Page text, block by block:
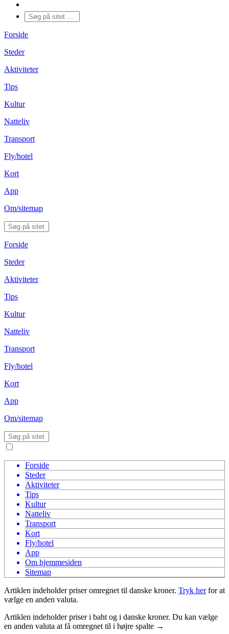
Forside
Steder
Aktiviteter
Tips
Kultur
Natteliv
Transport
Fly/hotel
Kort
App
Om/sitemap
Forside
Steder
Aktiviteter
Tips
Kultur
Natteliv
Transport
Fly/hotel
Kort
App
Om/sitemap
Forside
Steder
Aktiviteter
Tips
Kultur
Natteliv
Transport
Kort
Fly/hotel
App
Om hjemmesiden
Sitemap
Artiklen indeholder priser omregnet til danske kroner. Tryk herfor at
vælge en anden valuta.
Artiklen indeholder priser i baht og i danske kroner. Du kan vælge
en anden valuta at få omregnet til i højre spalte →